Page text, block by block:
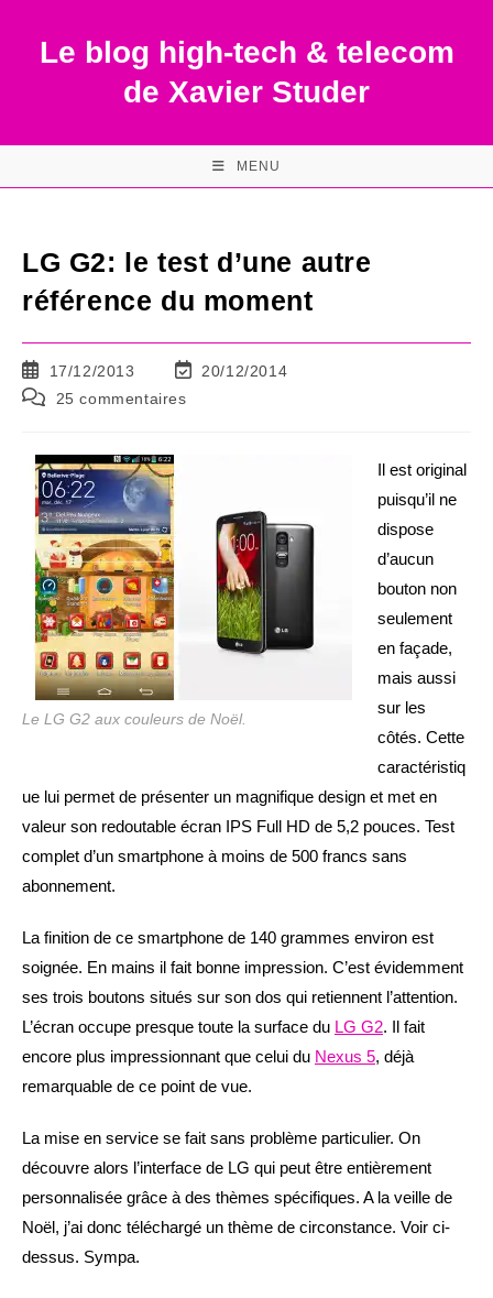
contentLe blog high-tech & telecom
de Xavier Studer
MENU
LG G2: le test d’une autre
référence du moment
Publication
publiée :
17/12/2013
Dernière
publication :
20/12/2014
Commentaires
publication :
25 commentaires
Le LG G2 aux couleurs de Noël.
Il est original
puisqu’il ne
dispose
d’aucun
bouton non
seulement
en façade,
mais aussi
sur les
côtés. Cette
caractéristiq
ue lui permet de présenter un magnifique design et met en
valeur son redoutable écran IPS Full HD de 5,2 pouces. Test
complet d’un smartphone à moins de 500 francs sans
abonnement.
La finition de ce smartphone de 140 grammes environ est
soignée. En mains il fait bonne impression. C’est évidemment
ses trois boutons situés sur son dos qui retiennent l’attention.
L’écran occupe presque toute la surface du LG G2. Il fait
encore plus impressionnant que celui du Nexus 5, déjà
remarquable de ce point de vue.
La mise en service se fait sans problème particulier. On
découvre alors l’interface de LG qui peut être entièrement
personnalisée grâce à des thèmes spécifiques. A la veille de
Noël, j’ai donc téléchargé un thème de circonstance. Voir ci-
dessus. Sympa.